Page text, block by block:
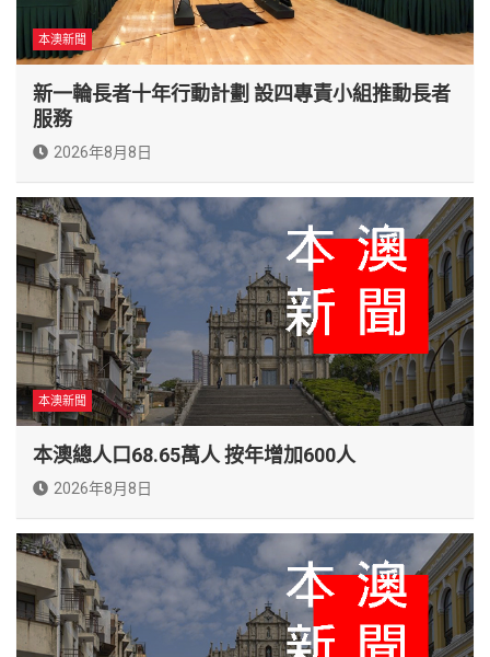
本澳新聞
新一輪長者十年行動計劃 設四專責小組推動長者
服務
2026年8月8日
本澳新聞
本澳總人口68.65萬人 按年增加600人
2026年8月8日